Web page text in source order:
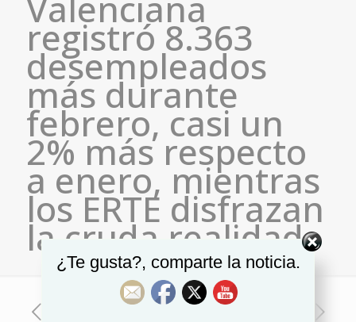
registró 8.363
desempleados
más durante
febrero, casi un
2% más respecto
a enero, mientras
los ERTE disfrazan
la cruda realidad
¿Te gusta?, comparte la noticia.